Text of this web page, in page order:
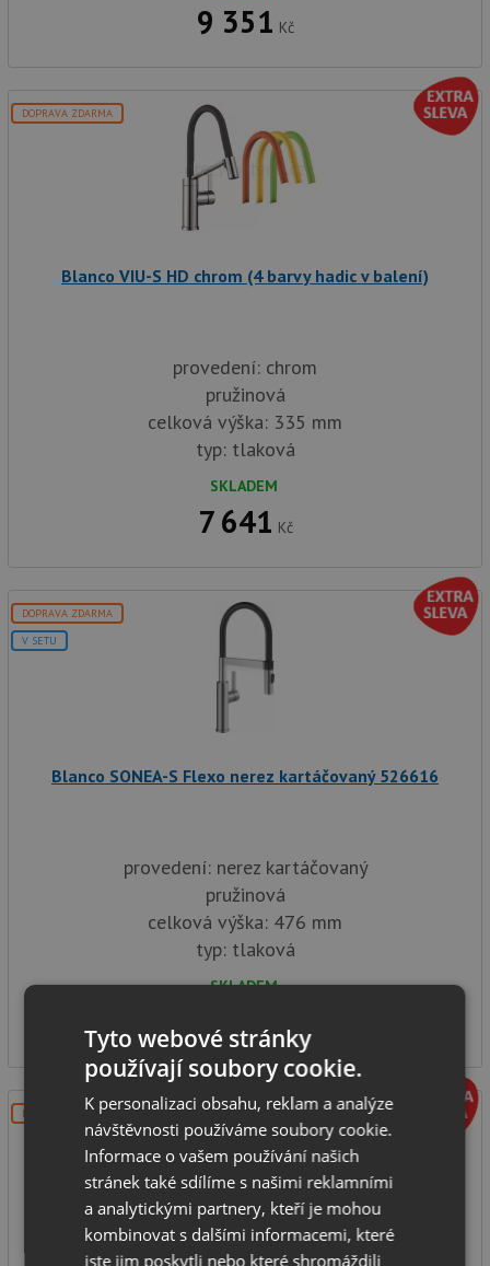
9 351 Kč
DOPRAVA ZDARMA
Blanco VIU-S HD chrom (4 barvy hadic v balení)
provedení: chrom
pružinová
celková výška: 335 mm
typ: tlaková
SKLADEM
7 641 Kč
DOPRAVA ZDARMA
V SETU
Blanco SONEA-S Flexo nerez kartáčovaný 526616
provedení: nerez kartáčovaný
pružinová
celková výška: 476 mm
typ: tlaková
SKLADEM
10 701 Kč
DOPRAVA ZDARMA
Tyto webové stránky
používají soubory cookie.
K personalizaci obsahu, reklam a analýze
návštěvnosti používáme soubory cookie.
Informace o vašem používání našich
stránek také sdílíme s našimi reklamními
a analytickými partnery, kteří je mohou
kombinovat s dalšími informacemi, které
jste jim poskytli nebo které shromáždili